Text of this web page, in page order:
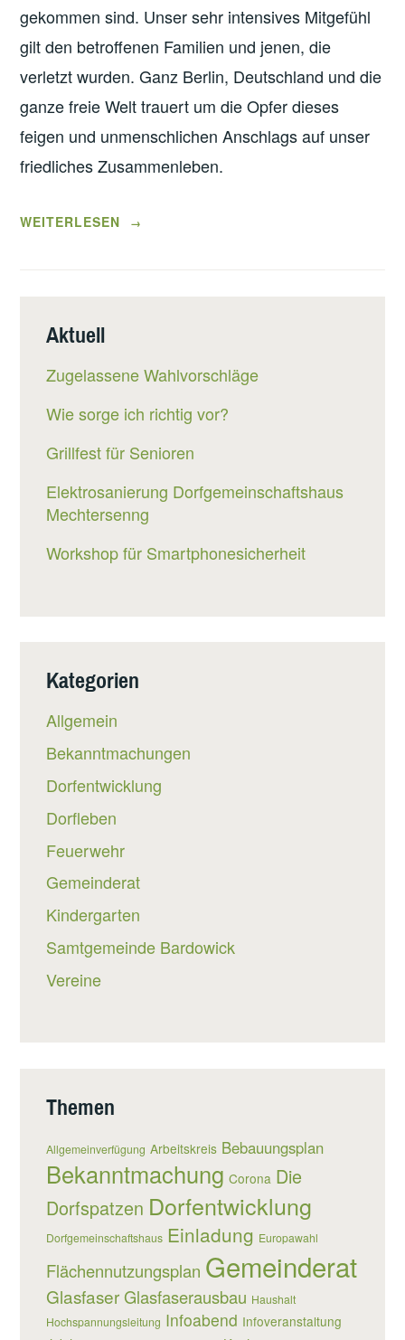
gekommen sind. Unser sehr intensives Mitgefühl
gilt den betroffenen Familien und jenen, die
verletzt wurden. Ganz Berlin, Deutschland und die
ganze freie Welt trauert um die Opfer dieses
feigen und unmenschlichen Anschlags auf unser
friedliches Zusammenleben.
„GRUSSWORTE D
ND Z
AHRESWECHSEL“
WEITERLESEN →
Aktuell
Zugelassene Wahlvorschläge
Wie sorge ich richtig vor?
Grillfest für Senioren
Elektrosanierung Dorfgemeinschaftshaus
Mechtersenng
Workshop für Smartphonesicherheit
Kategorien
Allgemein
Bekanntmachungen
Dorfentwicklung
Dorfleben
Feuerwehr
Gemeinderat
Kindergarten
Samtgemeinde Bardowick
Vereine
Themen
Allgemeinverfügung Arbeitskreis Bebauungsplan
Bekanntmachung Corona Die
Dorfspatzen Dorfentwicklung
Dorfgemeinschaftshaus Einladung Europawahl
Flächennutzungsplan Gemeinderat
Glasfaser Glasfaserausbau Haushalt
Hochspannungsleitung Infoabend Infoveranstaltung